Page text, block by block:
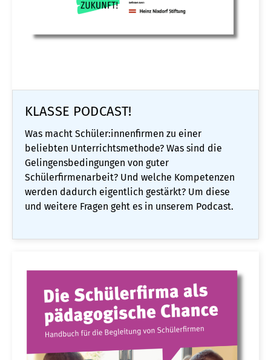
KLASSE PODCAST!
Was macht Schüler:innenfirmen zu einer
beliebten Unterrichtsmethode? Was sind die
Gelingensbedingungen von guter
Schülerfirmenarbeit? Und welche Kompetenzen
werden dadurch eigentlich gestärkt? Um diese
und weitere Fragen geht es in unserem Podcast.